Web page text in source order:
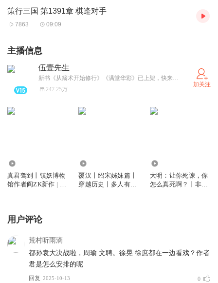
策行三国 第1391章 棋逢对手
7863 09:09
主播信息
伍壹先生
新书《从箭术开始修行》《满堂华彩》已上架，快来收听啦
247.25万
加关注
真君驾到丨镇妖博物
馆作者阎ZK新作 | 斩
覆汉丨绍宋姊妹篇丨
穿越历史丨多人有声
大明：让你死谏，你
怎么真死啊？丨非正
用户评论
荒村听雨滴
都孙袁大决战啦，周瑜 文聘。徐晃 徐庶都在一边看戏？作者
君是怎么安排的呢
回复 2025-10-13 0